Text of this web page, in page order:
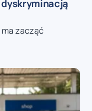
dyskryminacją
ma zacząć